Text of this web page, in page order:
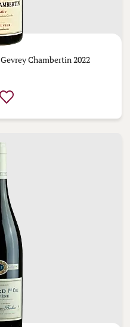
Gevrey Chambertin 2022